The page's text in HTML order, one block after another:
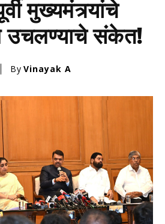
मुख्यमंत्र्यांचे
उचलण्याचे संकेत!
By Vinayak A